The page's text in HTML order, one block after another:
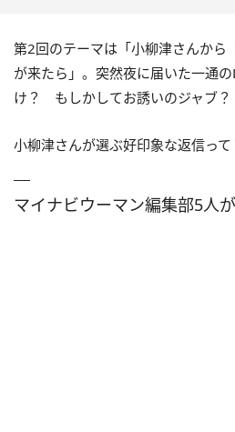
第2回のテーマは「小柳津さんから
が来たら」。突然夜に届いた一通
け？ もしかしてお誘いのジャブ？
小柳津さんが選ぶ好印象な返信って
マイナビウーマン編集部5人